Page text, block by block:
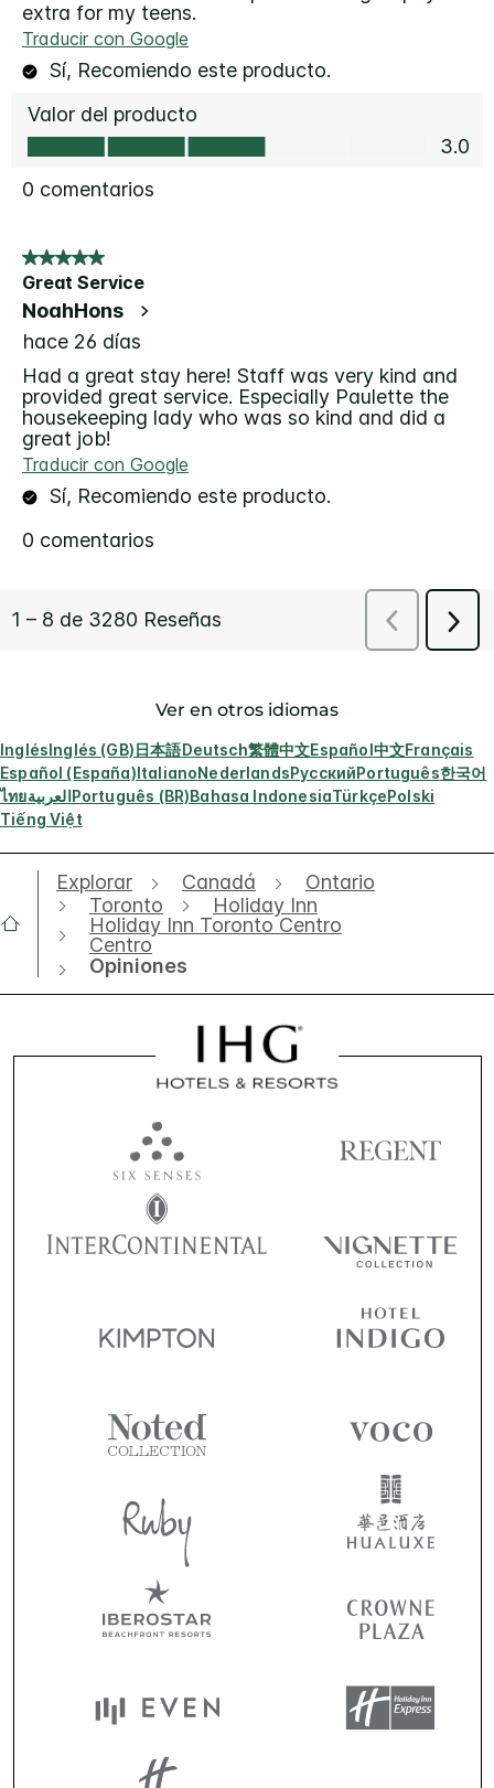
Ver en otros idiomas
InglésInglés (GB)日本語Deutsch繁體中文Español中文Français
Español (España)ItalianoNederlandsРусскийPortuguês한국어
ไทยالعربيةPortuguês (BR)Bahasa IndonesiaTürkçePolski
Tiếng Việt
Explorar Canadá
Ontario
Toronto
Holiday Inn
Holiday Inn Toronto Centro
Centro
Opiniones